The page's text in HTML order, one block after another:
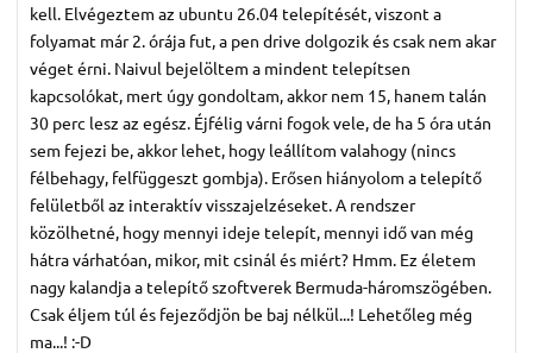
kell. Elvégeztem az ubuntu 26.04 telepítését, viszont a
folyamat már 2. órája fut, a pen drive dolgozik és csak nem akar
véget érni. Naivul bejelöltem a mindent telepítsen
kapcsolókat, mert úgy gondoltam, akkor nem 15, hanem talán
30 perc lesz az egész. Éjfélig várni fogok vele, de ha 5 óra után
sem fejezi be, akkor lehet, hogy leállítom valahogy (nincs
félbehagy, felfüggeszt gombja). Erősen hiányolom a telepítő
felületből az interaktív visszajelzéseket. A rendszer
közölhetné, hogy mennyi ideje telepít, mennyi idő van még
hátra várhatóan, mikor, mit csinál és miért? Hmm. Ez életem
nagy kalandja a telepítő szoftverek Bermuda-háromszögében.
Csak éljem túl és fejeződjön be baj nélkül...! Lehetőleg még
ma...! :-D